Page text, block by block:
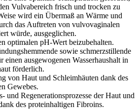
Vulvabereich frisch und trocken zu
wird ein Übermaß an Wärme und
das Auftreten von vulvovaginalen
würde, ausgeglichen.
optimalen pH-Wert beizubehalten.
sowie schmerzstillende
ausgewogenen Wasserhaushalt in
förderlich.
von Haut und Schleimhäuten dank des
Gewebes.
und Regenerationsprozesse der Haut und
des proteinhaltigen Fibroins.